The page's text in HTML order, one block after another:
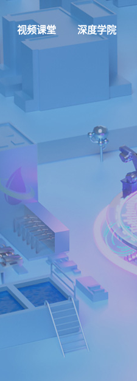
视频课堂 深度学院